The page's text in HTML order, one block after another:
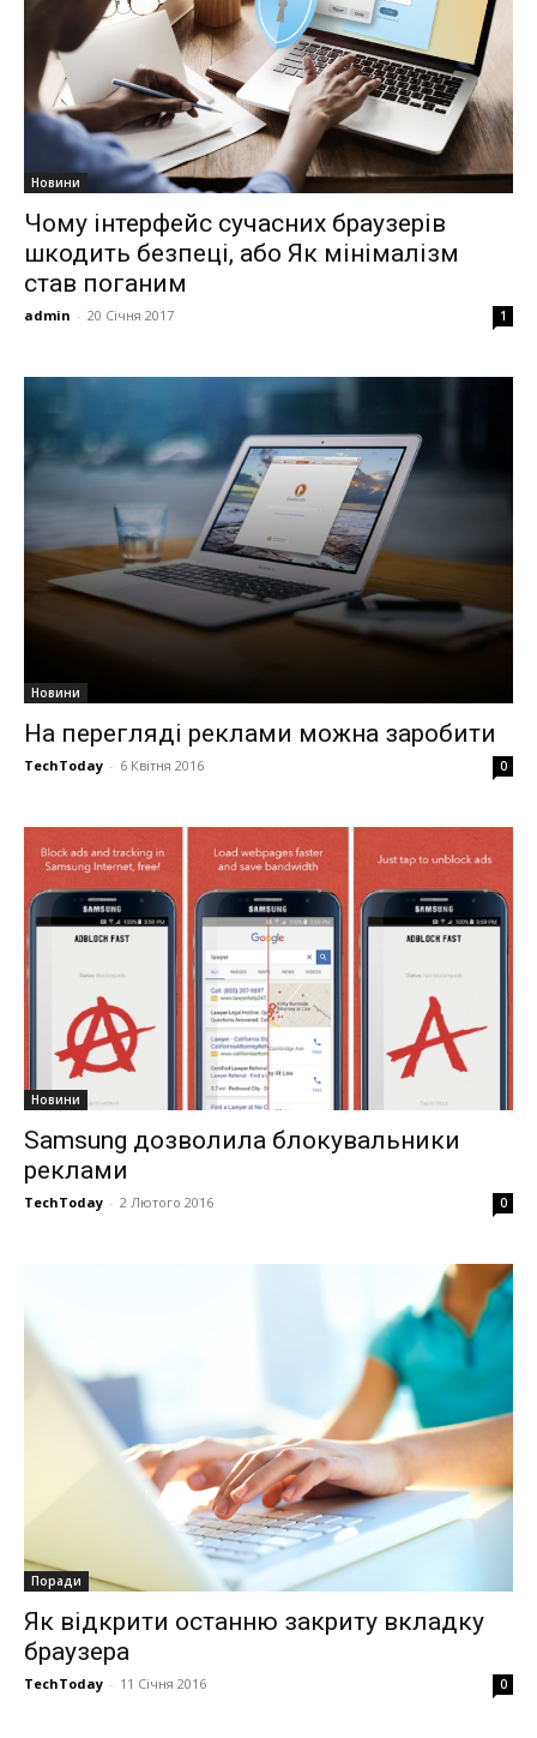
Новини
Чому інтерфейс сучасних браузерів
шкодить безпеці, або Як мінімалізм
став поганим
admin - 20 Січня 2017 1
Новини
На перегляді реклами можна заробити
TechToday - 6 Квітня 2016 0
Новини
Samsung дозволила блокувальники
реклами
TechToday - 2 Лютого 2016 0
Поради
Як відкрити останню закриту вкладку
браузера
TechToday - 11 Січня 2016 0